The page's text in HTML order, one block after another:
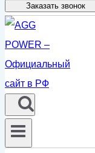
Заказать звонок